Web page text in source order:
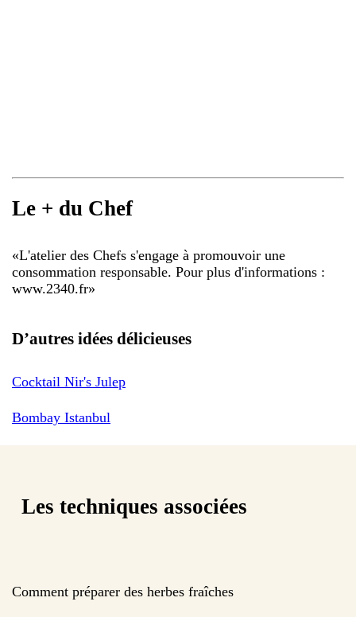
Le + du Chef
«L'atelier des Chefs s'engage à promouvoir une
consommation responsable. Pour plus d'informations :
www.2340.fr»
D’autres idées délicieuses
Cocktail Nir's Julep
Bombay Istanbul
Les techniques associées
Comment préparer des herbes fraîches